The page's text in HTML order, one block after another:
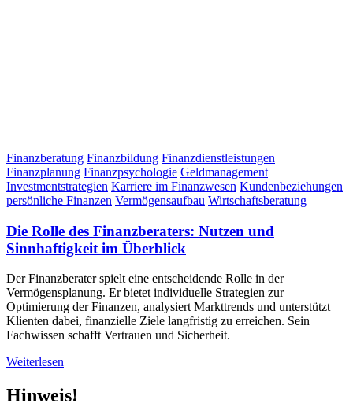
Finanzberatung Finanzbildung Finanzdienstleistungen
Finanzplanung Finanzpsychologie Geldmanagement
Investmentstrategien Karriere im Finanzwesen Kundenbeziehungen
persönliche Finanzen Vermögensaufbau Wirtschaftsberatung
Die Rolle des Finanzberaters: Nutzen und
Sinnhaftigkeit im Überblick
Der Finanzberater spielt eine entscheidende Rolle in der
Vermögensplanung. Er bietet individuelle Strategien zur
Optimierung der Finanzen, analysiert Markttrends und unterstützt
Klienten dabei, finanzielle Ziele langfristig zu erreichen. Sein
Fachwissen schafft Vertrauen und Sicherheit.
Weiterlesen
Hinweis!